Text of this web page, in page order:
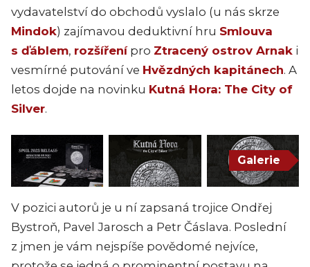
vydavatelství do obchodů vyslalo (u nás skrze
Mindok) zajímavou deduktivní hru Smlouva
s ďáblem, rozšířenípro Ztracený ostrov Arnak i
vesmírné putování ve Hvězdných kapitánech. A
letos dojde na novinku Kutná Hora: The City of
Silver.
Galerie
V pozici autorů je u ní zapsaná trojice Ondřej
Bystroň, Pavel Jarosch a Petr Čáslava. Poslední
z jmen je vám nejspíše povědomé nejvíce,